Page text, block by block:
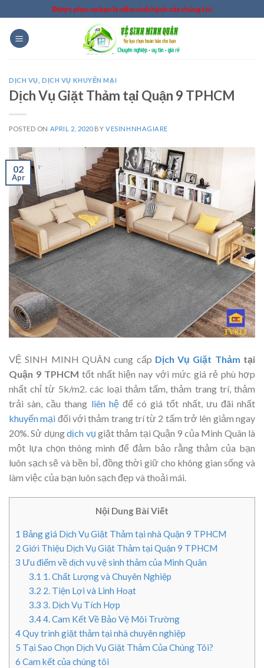
to
content
Được phục vụ bạn là niềm vinh hạnh của chúng tôi
DỊCH VỤ ,DỊCH VỤ KHUYẾN MẠI
Dịch Vụ Giặt Thảm tại Quận 9 TPHCM
POSTED ON APRIL 2, 2020BYVESINHNHAGIARE
02
Apr
VỆ SINH MINH QUÂN cung cấp Dịch Vụ Giặt Thảm tại
Quận 9 TPHCM tốt nhất hiện nay với mức giá rẻ phù hợp
nhất chỉ từ 5k/m2. các loại thảm tấm, thảm trang trí, thảm
trải sàn, cầu thang liên hệđể có giá tốt nhất, ưu đãi nhất
khuyến mại đối với thảm trang trí từ 2 tấm trở lên giảm ngay
20%. Sử dụngdịch vụ giặt thảm tại Quận 9 của Minh Quân là
một lựa chọn thông minh để đảm bảo rằng thảm của bạn
luôn sạch sẽ và bền bỉ, đồng thời giữ cho không gian sống và
làm việc của bạn luôn sạch đẹp và thoải mái.
Nội Dung Bài Viết
1 Bảng giá Dịch Vụ Giặt Thảm tại nhà Quận 9 TPHCM
2 Giới Thiệu Dịch Vụ Giặt Thảm tại Quận 9 TPHCM
3 Ưu điểm về dịch vụ vệ sinh thảm của Minh Quân
3.1 1. Chất Lượng và Chuyên Nghiệp
3.2 2. Tiện Lợi và Linh Hoạt
3.3 3. Dịch Vụ Tích Hợp
3.44. Cam Kết Về Bảo Vệ Môi Trường
4Quy trình giặt thảm tại nhà chuyên nghiệp
5 Tại Sao Chọn Dịch Vụ Giặt Thảm Của Chúng Tôi?
6 Cam kết của chúng tôi